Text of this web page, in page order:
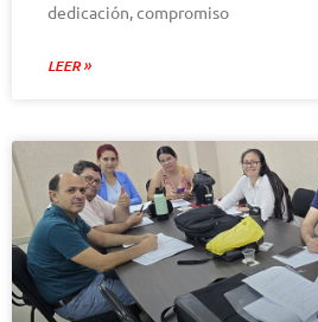
dedicación, compromiso
LEER »